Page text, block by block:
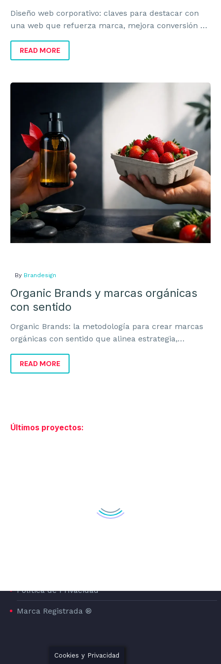
Diseño web corporativo: claves para destacar con
una web que refuerza marca, mejora conversión y
READ MORE
Organic
Brands
orgánicas
con
sentido
By Brandesign
Organic Brands y marcas orgánicas
con sentido
Organic Brands: la metodología para crear marcas
orgánicas con sentido que alinea estrategia,
READ MORE
Últimos proyectos:
MARKETING
Marketing
Tiendas Online
Posicionamiento SEO y GEO
Go to Market
Teléfono: 914237072
Email:info@brandesign.es
juntos es la fórmula para conectar. Permítenos
elevar el valor de tu marca con nuestra
metodología y creatividad.
EN EL TOP DE LAS AGENCIAS EN
Política de Privacidad
Marca Registrada ®
Cookies y Privacidad